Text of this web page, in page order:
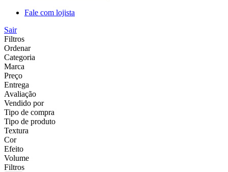
Fale com lojista
Sair
Filtros
Ordenar
Categoria
Marca
Preço
Entrega
Avaliação
Vendido por
Tipo de compra
Tipo de produto
Textura
Cor
Efeito
Volume
Filtros